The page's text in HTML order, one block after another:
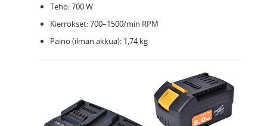
Teho: 700 W
Kierrokset: 700–1500/min RPM
Paino (ilman akkua): 1,74 kg